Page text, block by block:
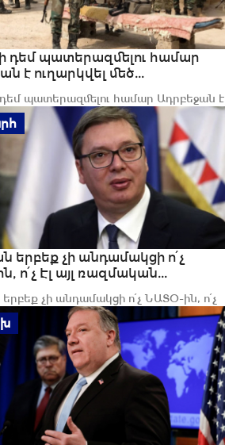
դեմ պատերազմելու համար
է ուղարկվել մեծ...
պատերազմելու համար Ադրբեջան է
մեծ քանակությամբ վարձկան-
երբեք չի անդամակցի ո՛չ
ո՛չ Էլ այլ ռազմական...
չի անդամակցի ո՛չ ՆԱՏՕ-ին, ո՛չ
դաշինքների. Ալեքսանդր...